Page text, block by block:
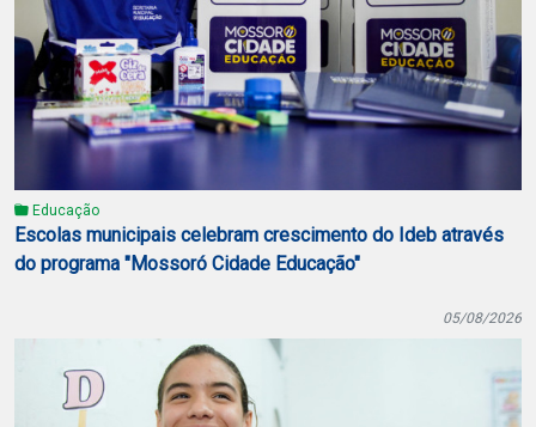
Educação
Escolas municipais celebram crescimento do Ideb através
do programa "Mossoró Cidade Educação"
05/08/2026